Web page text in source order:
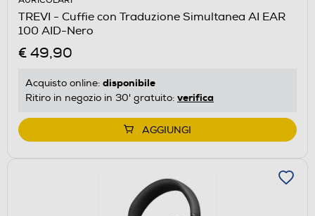
TREVI - Cuffie con Traduzione Simultanea AI EAR
100 AID-Nero
€ 49,90
Acquisto online: disponibile
Ritiro in negozio in 30' gratuito: verifica
AGGIUNGI